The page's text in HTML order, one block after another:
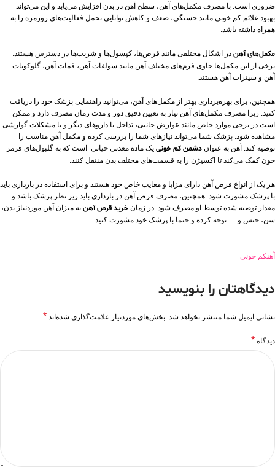
ضروری است. با مصرف مکمل‌های آهن، سطح آهن در بدن افزایش می‌یابد و این می‌تواند
بهبود علائم کم خونی مانند خستگی، ضعف و کاهش توانایی تحمل فعالیت‌های روزمره را به
همراه داشته باشد.
مکمل‌های آهن در اشکال مختلفی مانند قرص‌ها، کپسول‌ها و شربت‌ها در دسترس هستند.
برخی از این مکمل‌ها حاوی فرم‌های مختلف آهن مانند سولفات آهن، فمات آهن، گلوکونات
آهن و سیترات آهن هستند.
همچنین، برای بهره‌برداری بهتر از مکمل‌های آهن، می‌توانید راهنمایی پزشک خود را دریافت
کنید. زیرا مصرف مکمل‌های آهن نیاز به تعیین دقیق دوز و مدت زمان مصرف دارد و ممکن
است در برخی موارد خاص مانند عوارض جانبی، تداخل با داروهای دیگر و یا مشکلات گوارشی
مشاهده شود. پزشک شما می‌تواند نیازهای شما را بررسی کرده و مکمل آهن مناسب را
توصیه کند. آهن به عنوان دشمن کم خونی یک ماده معدنی حیاتی است که به گلبول‌های قرمز
خون کمک می‌کند تا اکسیژن را به قسمت‌های مختلف بدن منتقل کنند.
هر یک از انواع قرص آهن دارای مزایا و معایب خاص خود هستند و برای استفاده در بارداری باید
با پزشک مشورت شود. همچنین، مصرف قرص آهن در بارداری باید زیر نظر پزشک باشد و
مقدار توصیه شده توسط او مصرف شود. در زمان خرید قرص آهن به میزان آهن موردنیاز بدن،
سن، جنس و … توجه کرده و حتما با پزشک خود مشورت کنید.
آهنکم خونی
دیدگاهتان را بنویسید
نشانی ایمیل شما منتشر نخواهد شد. بخش‌های موردنیاز علامت‌گذاری شده‌اند *
دیدگاه *